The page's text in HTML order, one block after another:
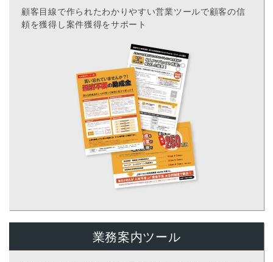
顧客目線で作られたわかりやすい営業ツールで顧客の信
頼を獲得し案件獲得をサポート
業務案内ツール